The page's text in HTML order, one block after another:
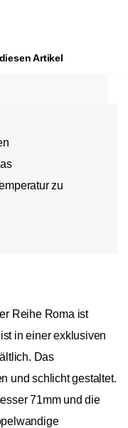
Artikel
zu
Reihe Roma ist
in einer exklusiven
Das
und schlicht gestaltet.
71mm und die